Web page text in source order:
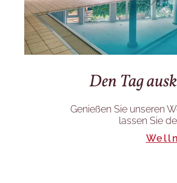
Den Tag
Genießen Sie unseren
lassen Sie